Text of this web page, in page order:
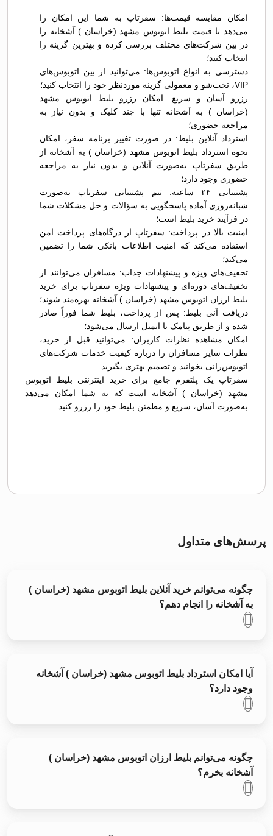
امکان مقایسه قیمت‌ها: سفرتاپ به شما این امکان را
می‌دهد تا قیمت بلیط اتوبوس مشهد (خراسان ) آشخانه را
در بین شرکت‌های مختلف بررسی کرده و بهترین گزینه را
انتخاب کنید؛
دسترسی به انواع اتوبوس‌ها: می‌توانید از بین اتوبوس‌های
VIP، تخت‌شو و معمولی گزینه موردنظر خود را انتخاب کنید؛
رزرو آسان و سریع: امکان رزرو بلیط اتوبوس مشهد
(خراسان ) به آشخانه تنها با چند کلیک و بدون نیاز به
مراجعه حضوری؛
استرداد آنلاین بلیط: در صورت تغییر برنامه سفر، امکان
نحوه استرداد بلیط اتوبوس مشهد (خراسان ) به آشخانه از
طریق سفرتاپ به‌صورت آنلاین و بدون نیاز به مراجعه
حضوری وجود دارد؛
پشتیبانی ۲۴ ساعته: تیم پشتیبانی سفرتاپ به‌صورت
شبانه‌روزی آماده پاسخگویی به سؤالات و حل مشکلات شما
در فرآیند خرید بلیط است؛
امنیت بالا در پرداخت: سفرتاپ از درگاه‌های پرداخت امن
استفاده می‌کند که امنیت اطلاعات بانکی شما را تضمین
می‌کند؛
تخفیف‌های ویژه و پیشنهادات جذاب: مسافران می‌توانند از
تخفیف‌های دوره‌ای و پیشنهادات ویژه سفرتاپ برای خرید
بلیط ارزان اتوبوس مشهد (خراسان ) آشخانه بهره‌مند شوند؛
دریافت آنی بلیط: پس از پرداخت، بلیط شما فوراً صادر
شده و از طریق پیامک یا ایمیل ارسال می‌شود؛
امکان مشاهده نظرات کاربران: می‌توانید قبل از خرید،
نظرات سایر مسافران را درباره کیفیت خدمات شرکت‌های
اتوبوس‌رانی بخوانید و تصمیم بهتری بگیرید.
سفرتاپ یک پلتفرم جامع برای خرید اینترنتی بلیط اتوبوس
مشهد (خراسان ) آشخانه است که به شما امکان می‌دهد
به‌صورت آسان، سریع و مطمئن بلیط خود را رزرو کنید.
پرسش‌های متداول
چگونه می‌توانم خرید آنلاین بلیط اتوبوس مشهد (خراسان )
به آشخانه را انجام دهم؟
آیا امکان استرداد بلیط اتوبوس مشهد (خراسان ) آشخانه
وجود دارد؟
چگونه می‌توانم بلیط ارزان اتوبوس مشهد (خراسان )
آشخانه بخرم؟